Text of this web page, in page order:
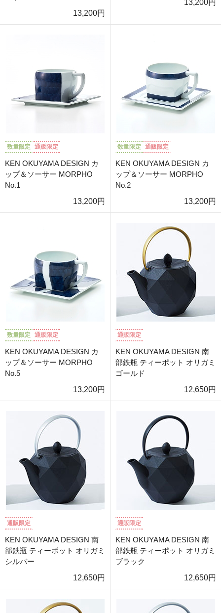
13,200円
13,200円
数量限定 通販限定
KEN OKUYAMA DESIGN カ
ップ＆ソーサー MORPHO
No.1
13,200円
数量限定 通販限定
KEN OKUYAMA DESIGN カ
ップ＆ソーサー MORPHO
No.2
13,200円
数量限定 通販限定
KEN OKUYAMA DESIGN カ
ップ＆ソーサー MORPHO
No.5
13,200円
通販限定
KEN OKUYAMA DESIGN 南
部鉄瓶 ティーポット オリガミ
ゴールド
12,650円
通販限定
KEN OKUYAMA DESIGN 南
部鉄瓶 ティーポット オリガミ
シルバー
12,650円
通販限定
KEN OKUYAMA DESIGN 南
部鉄瓶 ティーポット オリガミ
ブラック
12,650円